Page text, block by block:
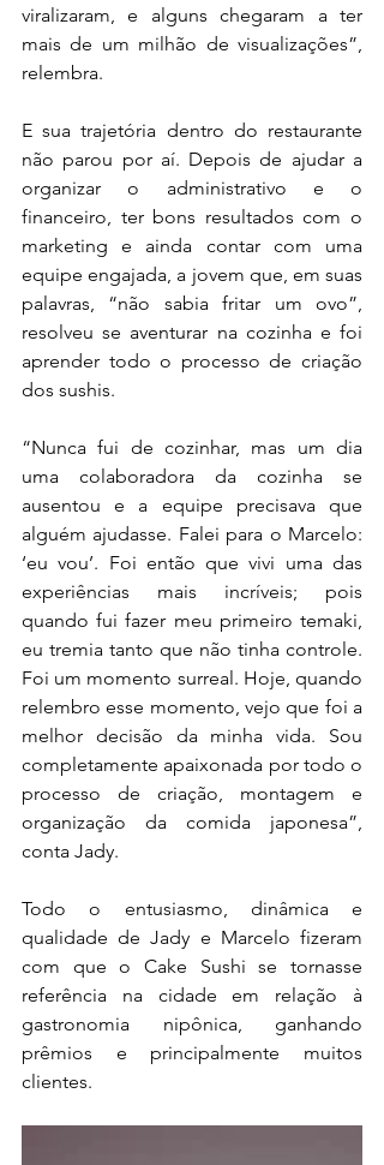
viralizaram, e alguns chegaram a ter
mais de um milhão de visualizações”,
relembra.
E sua trajetória dentro do restaurante
não parou por aí. Depois de ajudar a
organizar o administrativo e o
financeiro, ter bons resultados com o
marketing e ainda contar com uma
equipe engajada, a jovem que, em suas
palavras, “não sabia fritar um ovo”,
resolveu se aventurar na cozinha e foi
aprender todo o processo de criação
dos sushis.
“Nunca fui de cozinhar, mas um dia
uma colaboradora da cozinha se
ausentou e a equipe precisava que
alguém ajudasse. Falei para o Marcelo:
‘eu vou’. Foi então que vivi uma das
experiências mais incríveis; pois
quando fui fazer meu primeiro temaki,
eu tremia tanto que não tinha controle.
Foi um momento surreal. Hoje, quando
relembro esse momento, vejo que foi a
melhor decisão da minha vida. Sou
completamente apaixonada por todo o
processo de criação, montagem e
organização da comida japonesa”,
conta Jady.
Todo o entusiasmo, dinâmica e
qualidade de Jady e Marcelo fizeram
com que o Cake Sushi se tornasse
referência na cidade em relação à
gastronomia nipônica, ganhando
prêmios e principalmente muitos
clientes.